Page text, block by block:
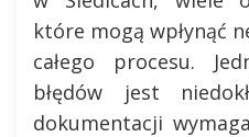
które mogą wpłynąć
całego procesu.
błędów jest
dokumentacji